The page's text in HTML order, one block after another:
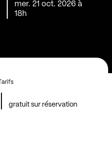
mer. 21 oct. 2026 à
18h
Tarifs
gratuit sur réservation